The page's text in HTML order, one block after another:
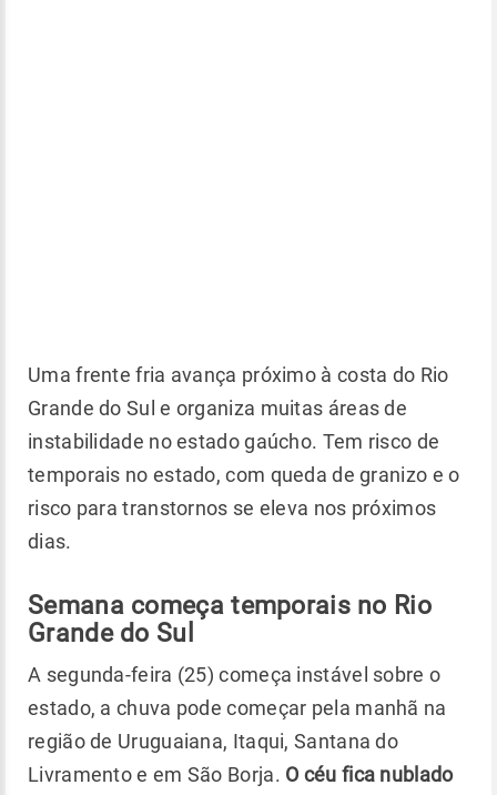
Uma frente fria avança próximo à costa do Rio
Grande do Sul e organiza muitas áreas de
instabilidade no estado gaúcho. Tem risco de
temporais no estado, com queda de granizo e o
risco para transtornos se eleva nos próximos
dias.
Semana começa temporais no Rio
Grande do Sul
A segunda-feira (25) começa instável sobre o
estado, a chuva pode começar pela manhã na
região de Uruguaiana, Itaqui, Santana do
Livramento e em São Borja. O céu fica nublado